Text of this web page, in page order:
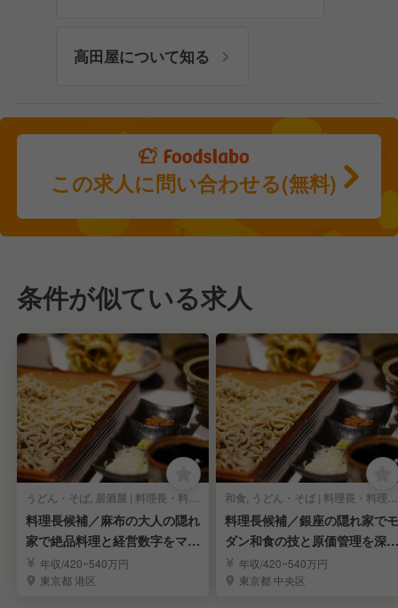
高田屋について知る
この求人に問い合わせる(無料)
条件が似ている求人
うどん・そば, 居酒屋 | 料理長・料理長候補
料理長候補／麻布の大人の隠れ
家で絶品料理と経営数字をマス
ター年収/420~540万円
東京都 港区
和食, うどん・そば | 料理長・料理長候補
料理長候補／銀座の隠れ家でモ
ダン和食の技と原価管理を深め
将来の幹部へ
年収/420~540万円
東京都 中央区